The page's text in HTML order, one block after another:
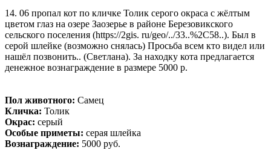
14. 06 пропал кот по кличке Толик серого окраса с жёлтым
цветом глаз на озере Заозерье в районе Березовикского
сельского поселения (https://2gis. ru/geo/../33..%2C58..). Был в
серой шлейке (возможно снялась) Просьба всем кто видел или
нашёл позвонить.. (Светлана). За находку кота предлагается
денежное вознаграждение в размере 5000 р.
Пол животного: Самец
Кличка: Толик
Окрас: серый
Особые приметы: серая шлейка
Вознаграждение: 5000 руб.